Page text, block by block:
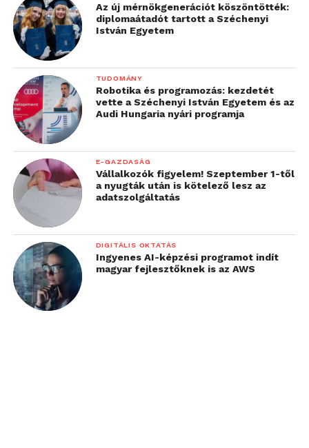
Az új mérnökgenerációt köszöntötték:
diplomaátadót tartott a Széchenyi
István Egyetem
TUDOMÁNY
Robotika és programozás: kezdetét
vette a Széchenyi István Egyetem és az
Audi Hungaria nyári programja
E-GAZDASÁG
Vállalkozók figyelem! Szeptember 1-től
a nyugták után is kötelező lesz az
adatszolgáltatás
DIGITÁLIS OKTATÁS
Ingyenes AI-képzési programot indít
magyar fejlesztőknek is az AWS